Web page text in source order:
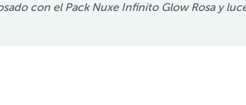
con el Pack Nuxe Infinito Glow Rosa y